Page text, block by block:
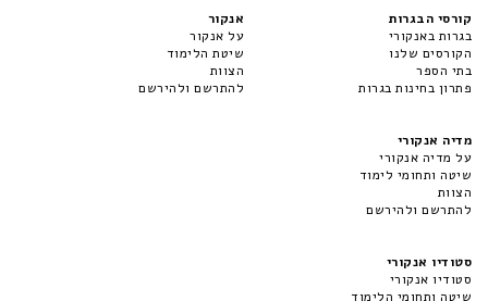
קורסי הבגרות
בגרות באנקורי
הקורסים שלנו
בתי הספר
פתרון בחינות בגרות
אנקור
על אנקור
שיטת הלימוד
הצוות
להתרשם ולהירשם
מדיה אנקורי
על מדיה אנקורי
שיטה ותחומי לימוד
הצוות
להתרשם ולהירשם
סטודיו אנקורי
סטודיו אנקורי
שיטה ותחומי הלימוד